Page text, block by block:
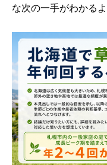
な次の一手がわかる